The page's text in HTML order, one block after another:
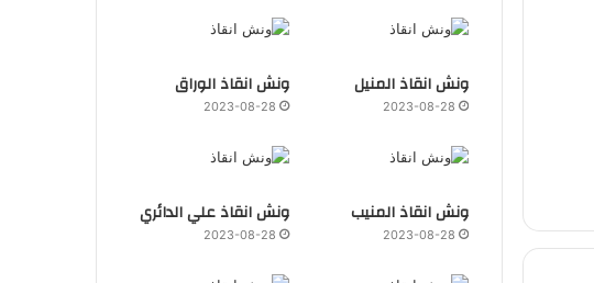
ونش انقاذ المنيل
2023-08-28
ونش انقاذ الوراق
2023-08-28
ونش انقاذ المنيب
2023-08-28
ونش انقاذ علي الدائري
2023-08-28